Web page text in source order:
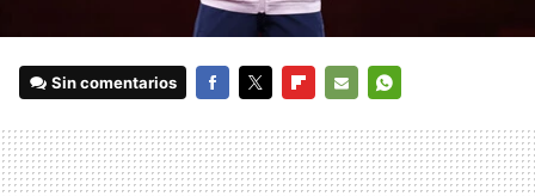
Sin comentarios
MAIL